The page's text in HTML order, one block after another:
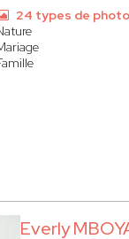
24 types de
Everly